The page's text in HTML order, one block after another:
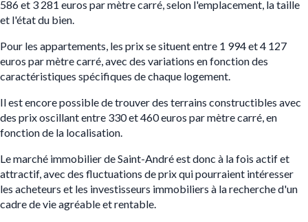
586 et 3 281 euros par mètre carré, selon l'emplacement, la taille
et l'état du bien.
Pour les appartements, les prix se situent entre 1 994 et 4 127
euros par mètre carré, avec des variations en fonction des
caractéristiques spécifiques de chaque logement.
Il est encore possible de trouver des terrains constructibles avec
des prix oscillant entre 330 et 460 euros par mètre carré, en
fonction de la localisation.
Le marché immobilier de Saint-André est donc à la fois actif et
attractif, avec des fluctuations de prix qui pourraient intéresser
les acheteurs et les investisseurs immobiliers à la recherche d'un
cadre de vie agréable et rentable.